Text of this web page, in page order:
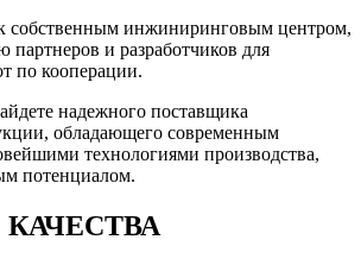
собственным инжиниринговым центром,
партнеров и разработчиков для
по кооперации.
надежного поставщика
обладающего современным
технологиями производства,
потенциалом.